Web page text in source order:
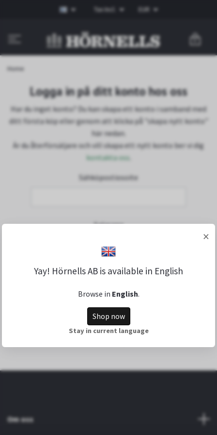
Tax Incl. EUR
0
Home
Logga in på ditt konto hos oss
Har du inget konto? Du kan skapa ett konto i samband med
ditt första köp eller genom att klicka på "skapa nytt konto"
här nedan.
Är du återförsäljare och vill skapa ett nytt konto ber vi dig
kontakta oss
Sähköpostiosoite
Salasana
Forgot Password?
Om oss
×
Yay! Hörnells AB is available in English
Browse in English.
Shop now
Stay in current language